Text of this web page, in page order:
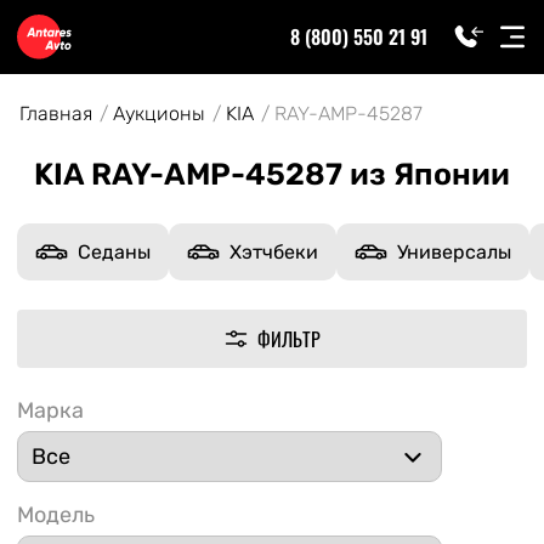
8 (800) 550 21 91
Главная Аукционы KIA RAY-AMP-45287
KIA RAY-AMP-45287 из Японии
Седаны Хэтчбеки Универсалы
ФИЛЬТР
Марка
Модель